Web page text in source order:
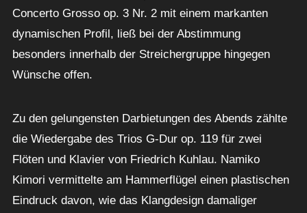
Concerto Grosso op. 3 Nr. 2 mit einem markanten
dynamischen Profil, ließ bei der Abstimmung
besonders innerhalb der Streichergruppe hingegen
Wünsche offen.
Zu den gelungensten Darbietungen des Abends zählte
die Wiedergabe des Trios G-Dur op. 119 für zwei
Flöten und Klavier von Friedrich Kuhlau. Namiko
Kimori vermittelte am Hammerflügel einen plastischen
Eindruck davon, wie das Klangdesign damaliger